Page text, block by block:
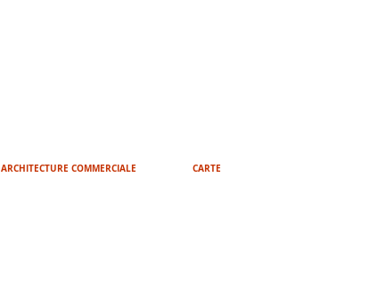
ARCHITECTURE COMMERCIALE CARTE